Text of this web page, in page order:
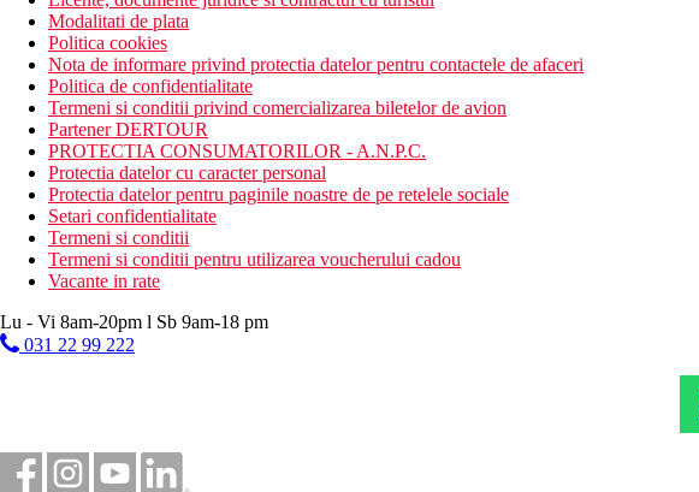
Modalitati de plata
Politica cookies
Nota de informare privind protectia datelor pentru contactele de afaceri
Politica de confidentialitate
Termeni si conditii privind comercializarea biletelor de avion
Partener DERTOUR
PROTECTIA CONSUMATORILOR - A.N.P.C.
Protectia datelor cu caracter personal
Protectia datelor pentru paginile noastre de pe retelele sociale
Setari confidentialitate
Termeni si conditii
Termeni si conditii pentru utilizarea voucherului cadou
Vacante in rate
Lu - Vi 8am-20pm l Sb 9am-18 pm
031 22 99 222